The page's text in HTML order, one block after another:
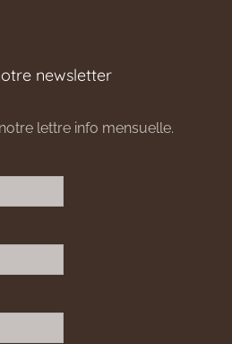
newsletter
lettre info mensuelle.